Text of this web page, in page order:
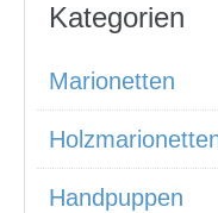
Kategorien
Marionetten
Handpuppen